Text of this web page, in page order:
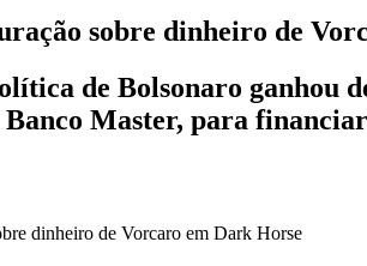
sobre dinheiro de
de Bolsonaro ganhou
Master, para